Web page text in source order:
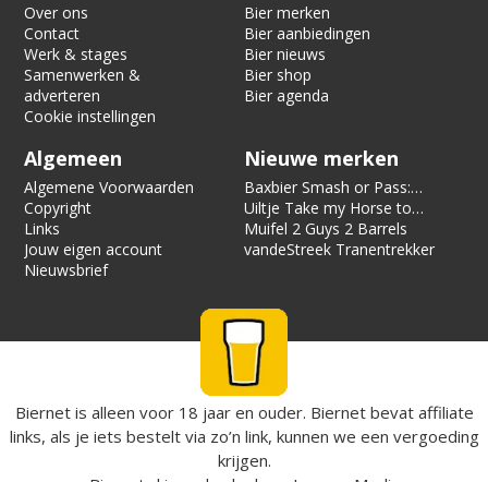
Over ons
Contact
Werk & stages
Samenwerken &
adverteren
Cookie instellingen
Bier merken
Bier aanbiedingen
Bier nieuws
Bier shop
Bier agenda
Algemeen
Algemene Voorwaarden
Copyright
Links
Jouw eigen account
Nieuwsbrief
Nieuwe merken
Baxbier Smash or Pass:
Strata
Uiltje Take my Horse to
the Hotel Room
Muifel 2 Guys 2 Barrels
vandeStreek Tranentrekker
Biernet is alleen voor 18 jaar en ouder. Biernet bevat affiliate
links, als je iets bestelt via zo’n link, kunnen we een vergoeding
krijgen.